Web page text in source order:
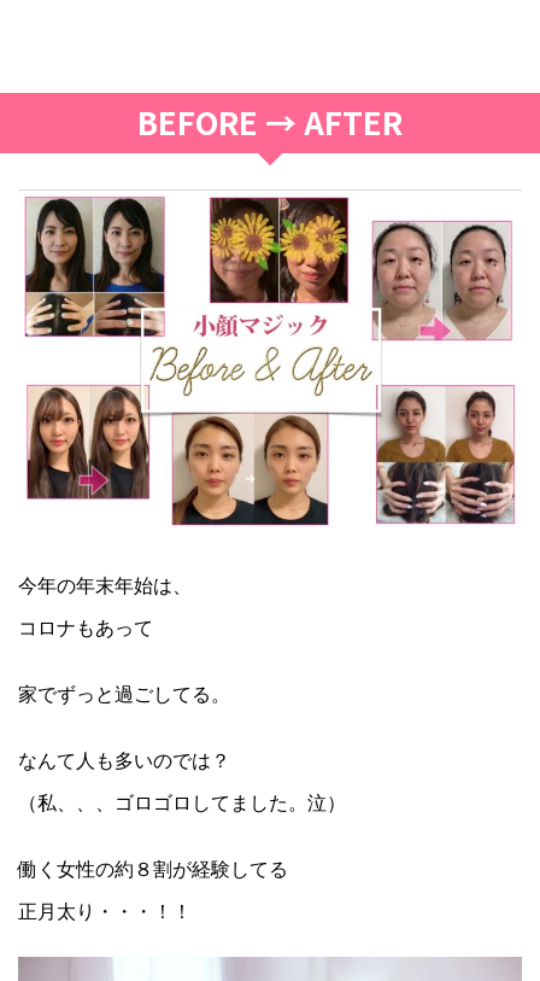
BEFORE → AFTER
今年の年末年始は、
コロナもあって
家でずっと過ごしてる。
なんて人も多いのでは？
（私、、、ゴロゴロしてました。泣）
働く女性の約８割が経験してる
正月太り・・・！！